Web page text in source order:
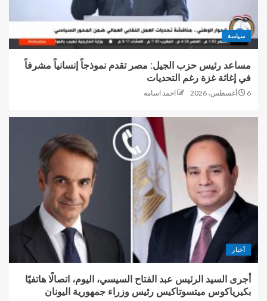
سياسة
مساعد رئيس حزب الجيل: مصر تقدم نموذجاً إنسانياً مشرفاً
في إغاثة غزة رغم التحديات
6 أغسطس، 2026 احمد اسامه
أخبار
أجرى السيد الرئيس عبد الفتاح السيسي، اليوم، اتصالًا هاتفيًا
بكيرياكوس ميتسوتاكيس رئيس وزراء جمهورية اليونان